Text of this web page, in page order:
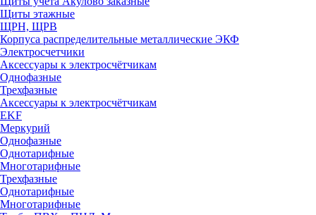
Щиты этажные
ЩРН, ЩРВ
Корпуса распределительные металлические ЭКФ
Электросчетчики
Аксессуары к электросчётчикам
Однофазные
Трехфазные
Аксессуары к электросчётчикам
EKF
Меркурий
Однофазные
Однотарифные
Многотарифные
Трехфазные
Однотарифные
Многотарифные